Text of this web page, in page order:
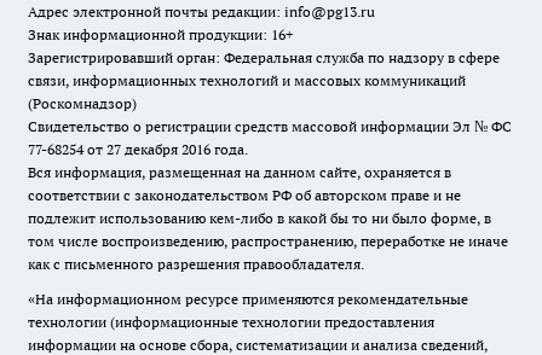
Адрес электронной почты редакции: info@pg13.ru
Знак информационной продукции: 16+
Зарегистрировавший орган: Федеральная служба по надзору в сфере
связи, информационных технологий и массовых коммуникаций
(Роскомнадзор)
Свидетельство о регистрации средств массовой информации Эл № ФС
77-68254 от 27 декабря 2016 года.
Вся информация, размещенная на данном сайте, охраняется в
соответствии с законодательством РФ об авторском праве и не
подлежит использованию кем-либо в какой бы то ни было форме, в
том числе воспроизведению, распространению, переработке не иначе
как с письменного разрешения правообладателя.
«На информационном ресурсе применяются рекомендательные
технологии (информационные технологии предоставления
информации на основе сбора, систематизации и анализа сведений,